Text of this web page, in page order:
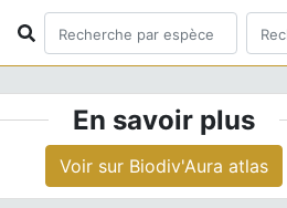
En savoir plus
Voir sur Biodiv'Aura atlas